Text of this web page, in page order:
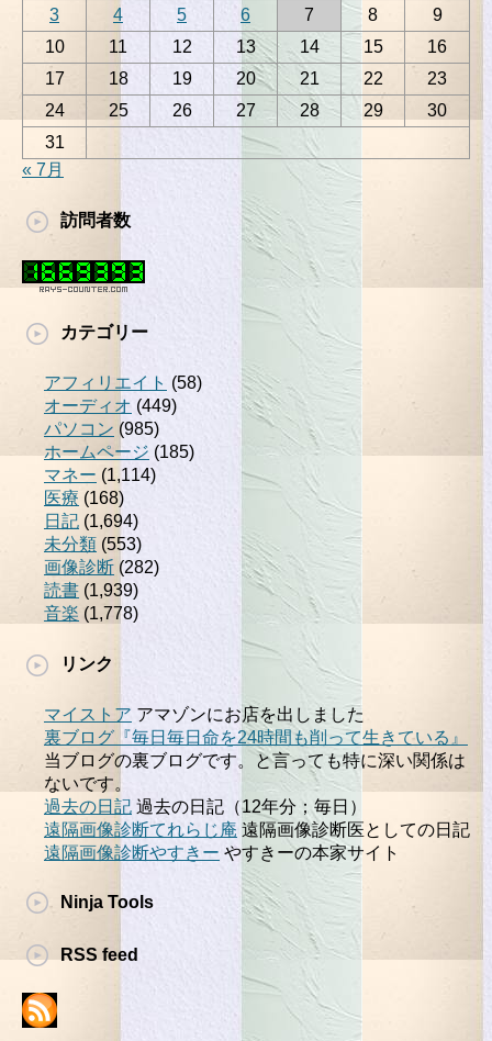
3
4 5 6 7 8
9
10
11 12 13 14 15
16
17
18 19 20 21 22
23
24
25 26 27 28 29
30
31
« 7月
訪問者数
カテゴリー
アフィリエイト (58)
オーディオ (449)
パソコン (985)
ホームページ (185)
マネー (1,114)
医療 (168)
日記 (1,694)
未分類 (553)
画像診断 (282)
読書 (1,939)
音楽 (1,778)
リンク
マイストア アマゾンにお店を出しました
裏ブログ『毎日毎日命を24時間も削って生きている』
当ブログの裏ブログです。と言っても特に深い関係は
ないです。
過去の日記 過去の日記（12年分；毎日）
遠隔画像診断てれらじ庵 遠隔画像診断医としての日記
遠隔画像診断やすきー やすきーの本家サイト
Ninja Tools
RSS feed